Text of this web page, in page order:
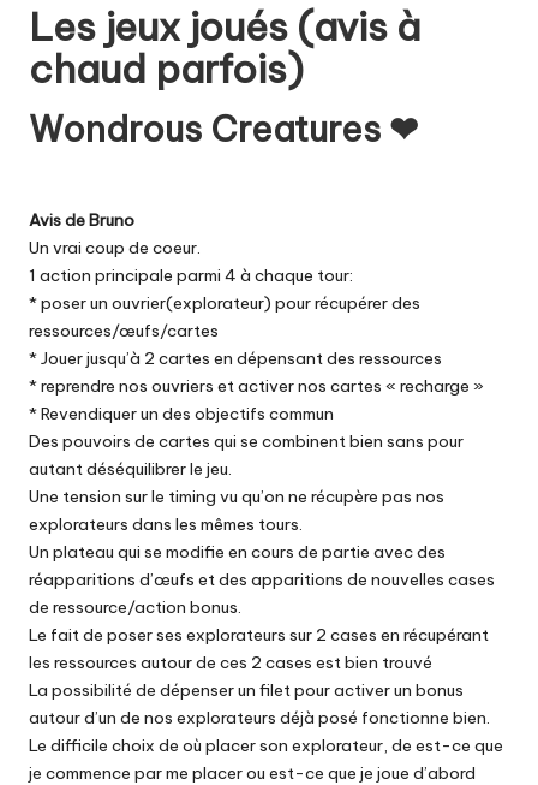
Les jeux joués (avis à
chaud parfois)
Wondrous Creatures ❤
Avis de Bruno
Un vrai coup de coeur.
1 action principale parmi 4 à chaque tour:
* poser un ouvrier(explorateur) pour récupérer des
ressources/œufs/cartes
* Jouer jusqu’à 2 cartes en dépensant des ressources
* reprendre nos ouvriers et activer nos cartes « recharge »
* Revendiquer un des objectifs commun
Des pouvoirs de cartes qui se combinent bien sans pour
autant déséquilibrer le jeu.
Une tension sur le timing vu qu’on ne récupère pas nos
explorateurs dans les mêmes tours.
Un plateau qui se modifie en cours de partie avec des
réapparitions d’œufs et des apparitions de nouvelles cases
de ressource/action bonus.
Le fait de poser ses explorateurs sur 2 cases en récupérant
les ressources autour de ces 2 cases est bien trouvé
La possibilité de dépenser un filet pour activer un bonus
autour d’un de nos explorateurs déjà posé fonctionne bien.
Le difficile choix de où placer son explorateur, de est-ce que
je commence par me placer ou est-ce que je joue d’abord